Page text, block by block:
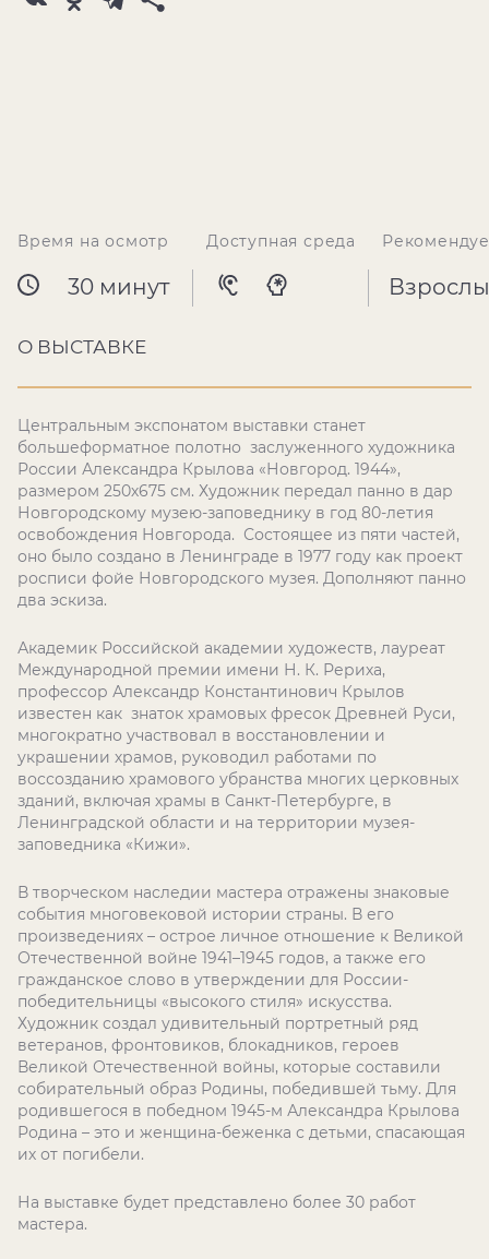
Время на осмотр
30 минут
Доступная среда
О ВЫСТАВКЕ
Центральным экспонатом выставки станет
большеформатное полотно заслуженного художника
России Александра Крылова «Новгород. 1944»,
размером 250х675 см. Художник передал панно в дар
Новгородскому музею-заповеднику в год 80-летия
освобождения Новгорода. Состоящее из пяти частей,
оно было создано в Ленинграде в 1977 году как проект
росписи фойе Новгородского музея. Дополняют панно
два эскиза.
Академик Российской академии художеств, лауреат
Международной премии имени Н. К. Рериха,
профессор Александр Константинович Крылов
известен как знаток храмовых фресок Древней Руси,
многократно участвовал в восстановлении и
украшении храмов, руководил работами по
воссозданию храмового убранства многих церковных
зданий, включая храмы в Санкт-Петербурге, в
Ленинградской области и на территории музея-
заповедника «Кижи».
В творческом наследии мастера отражены знаковые
события многовековой истории страны. В его
произведениях – острое личное отношение к Великой
Отечественной войне 1941–1945 годов, а также его
гражданское слово в утверждении для России-
победительницы «высокого стиля» искусства.
Художник создал удивительный портретный ряд
ветеранов, фронтовиков, блокадников, героев
Великой Отечественной войны, которые составили
собирательный образ Родины, победившей тьму. Для
родившегося в победном 1945-м Александра Крылова
Родина – это и женщина-беженка с детьми, спасающая
их от погибели.
На выставке будет представлено более 30 работ
мастера.